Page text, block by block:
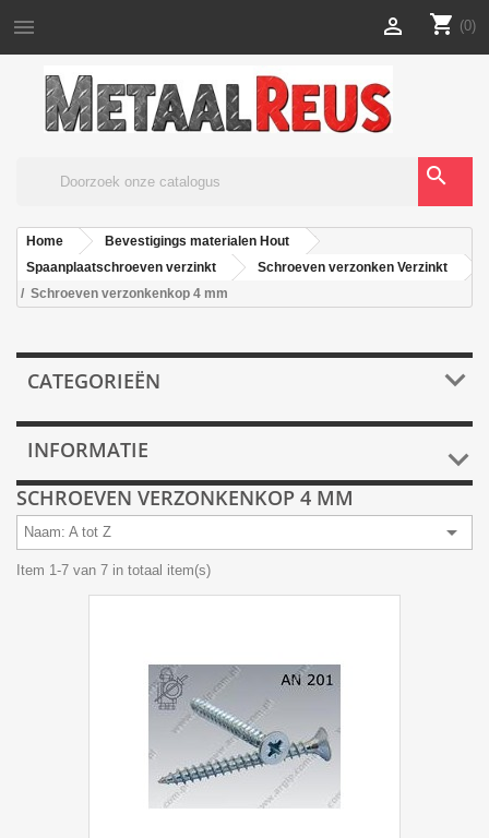
 shopping_cart (0)

search
Home
Bevestigings materialen Hout
Spaanplaatschroeven verzinkt
Schroeven verzonken Verzinkt
Schroeven verzonkenkop 4 mm
CATEGORIEËN 
INFORMATIE 
SCHROEVEN VERZONKENKOP 4 MM
Naam: A tot Z 
Item 1-7 van 7 in totaal item(s)